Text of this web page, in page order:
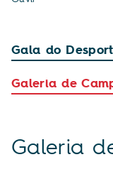
Gala do
Galeria de
Galeria